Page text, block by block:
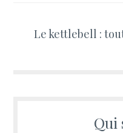
Le kettlebell :
Qui